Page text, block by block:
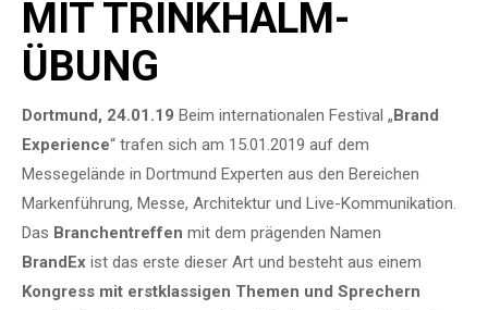
MIT TRINKHALM-
ÜBUNG
Dortmund, 24.01.19 Beim internationalen Festival „Brand
Experience“ trafen sich am 15.01.2019 auf dem
Messegelände in Dortmund Experten aus den Bereichen
Markenführung, Messe, Architektur und Live-Kommunikation.
Das Branchentreffen mit dem prägenden Namen
BrandEx ist das erste dieser Art und besteht aus einem
Kongress mit erstklassigen Themen und Sprechern